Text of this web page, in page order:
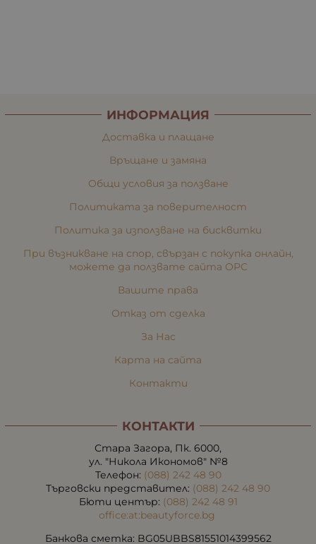
ИНФОРМАЦИЯ
Доставка и плащане
Връщане и замяна
Общи условия за ползване
Политиката за поверителност
Политика за използване на бисквитки
При възникване на спор, свързан с покупка онлайн,
можете да ползвате сайта ОРС
Вашите права
Отказ от сделка
За Нас
Карта на сайта
Контакти
КОНТАКТИ
Стара Загора, Пк. 6000,
ул. "Никола Икономов" №8
Телефон: (088) 242 48 90
Търговски представител: (088) 242 48 90
Бюти център: (088) 242 48 91
office:at:beautyforce.bg
Банкова сметка: BG05UBBS81551014399562